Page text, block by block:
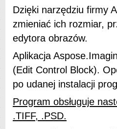
Dzięki narzędziu firmy
zmieniać ich rozmiar,
edytora obrazów.
Aplikacja
(Edit Control Block).
po udanej instalacji
Program obsługuje
.TIFF, .PSD.